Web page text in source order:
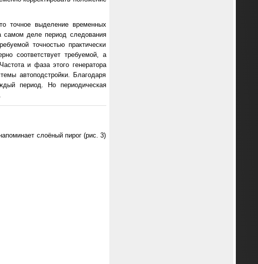
точное выделение временных
самом деле период следования
точностью практически
соответствует требуемой, а
и фаза этого генератора
автоподстройки. Благодаря
период. Но периодическая
слоёный пирог (рис. 3)